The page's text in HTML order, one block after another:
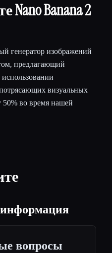
Banana 2
генератор изображений
предлагающий
визуальных
50% во время нашей
вопросы